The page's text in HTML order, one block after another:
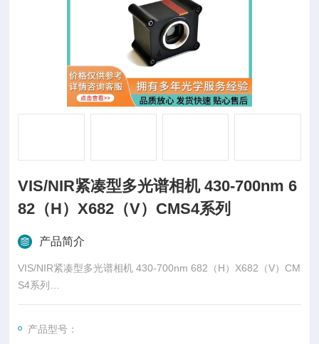
VIS/NIR紧凑型多光谱相机 430-700nm 6
82（H）X682（V）CMS4系列
产品简介
VIS/NIR紧凑型多光谱相机 430-700nm 682（H）X682（V）CM
S4系列
产品总览
是两种类似的技术，它们比传统成像提供更多的光谱信息，但它
产品型号：